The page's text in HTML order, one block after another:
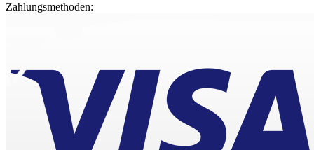
Zahlungsmethoden: